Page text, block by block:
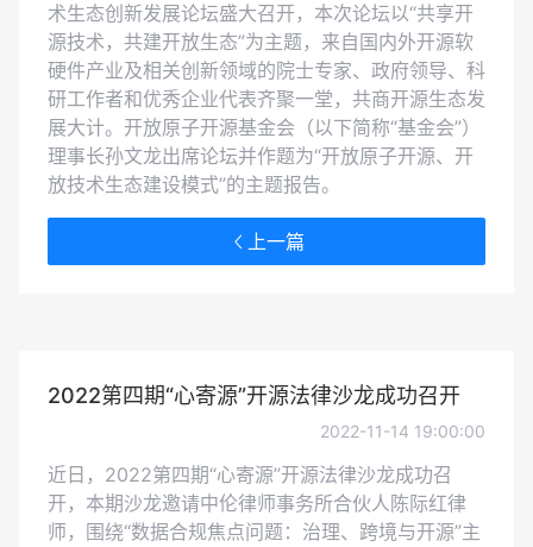
术生态创新发展论坛盛大召开，本次论坛以“共享开
源技术，共建开放生态”为主题，来自国内外开源软
硬件产业及相关创新领域的院士专家、政府领导、科
研工作者和优秀企业代表齐聚一堂，共商开源生态发
展大计。开放原子开源基金会（以下简称“基金会”）
理事长孙文龙出席论坛并作题为“开放原子开源、开
放技术生态建设模式”的主题报告。
上一篇
2022第四期“心寄源”开源法律沙龙成功召开
2022-11-14 19:00:00
近日，2022第四期“心寄源”开源法律沙龙成功召
开，本期沙龙邀请中伦律师事务所合伙人陈际红律
师，围绕“数据合规焦点问题：治理、跨境与开源”主